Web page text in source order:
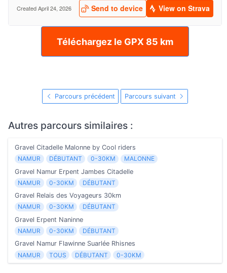
Téléchargez le GPX 85 km
Parcours précédent Parcours suivant
Autres parcours similaires :
Gravel Citadelle Malonne by Cool riders
NAMUR
DÉBUTANT 0-30KM
MALONNE
Gravel Namur Erpent Jambes Citadelle
NAMUR
0-30KM
DÉBUTANT
Gravel Relais des Voyageurs 30km
NAMUR
0-30KM
DÉBUTANT
Gravel Erpent Naninne
NAMUR
0-30KM
DÉBUTANT
Gravel Namur Flawinne Suarlée Rhisnes
NAMUR
TOUS DÉBUTANT 0-30KM